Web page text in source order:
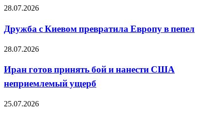
так,
хочет
Дружба
Киевом
превратила
в
28.07.2026
Дружба с Киевом превратила Европу в пепел
Иран
принять
бой
и
США
28.07.2026
Иран готов принять бой и нанести США
неприемлемый ущерб
«Метились
25.07.2026